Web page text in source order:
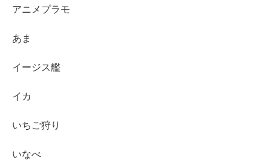
アニメプラモ
あま
イージス艦
イカ
いちご狩り
いなべ